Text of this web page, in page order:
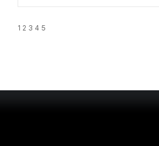
1 2 3 4 5